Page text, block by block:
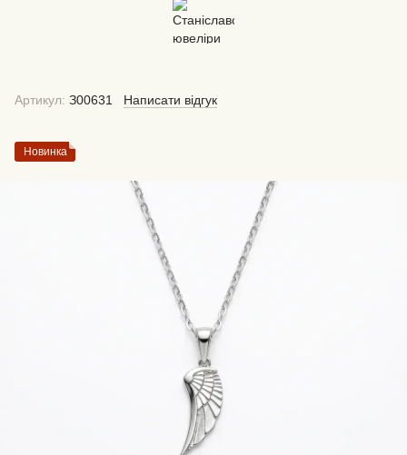
Артикул: З00631 Написати відгук
Новинка